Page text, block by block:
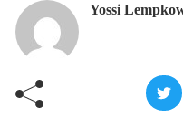
Yossi